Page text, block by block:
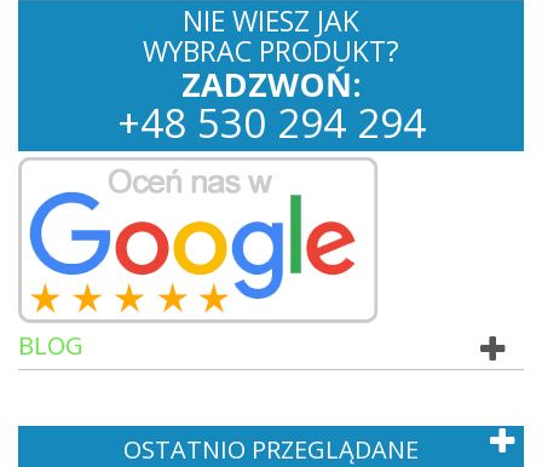
NIE WIESZ JAK
WYBRAC PRODUKT?
ZADZWOŃ:
+48 530 294 294
BLOG
OSTATNIO PRZEGLĄDANE